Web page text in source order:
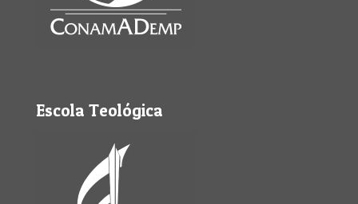
Escola Teológica